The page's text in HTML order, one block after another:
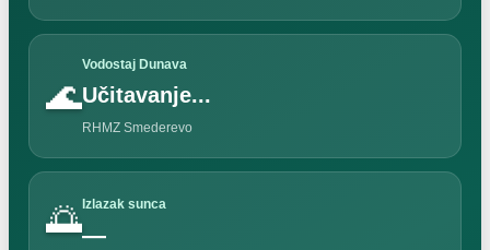
🌊
Vodostaj Dunava
Učitavanje...
RHMZ Smederevo
🌅Izlazak sunca
—